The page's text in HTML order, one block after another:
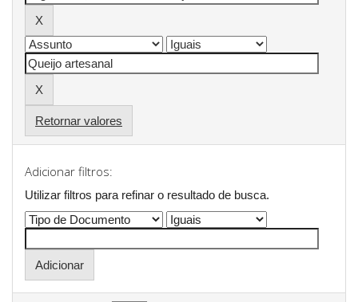
Retornar valores
Adicionar filtros:
Utilizar filtros para refinar o resultado de busca.